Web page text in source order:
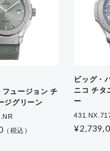
フュージョン チ
ジグリーン
（税込）
ビッグ・
ニコ チタ
ー